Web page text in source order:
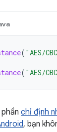
( "AES/
( "AES/
chỉ định
, bạn